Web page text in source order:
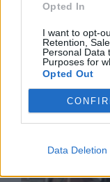
Opted In
I want to opt-
Retention,
Personal Data
Purposes for
Opted Out
Data Deletion